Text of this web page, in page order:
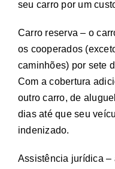
seu carro por um
Carro reserva – o
os cooperados
caminhões) por sete
Com a cobertura
outro carro, de
dias até que seu
indenizado.
Assistência jurídica –